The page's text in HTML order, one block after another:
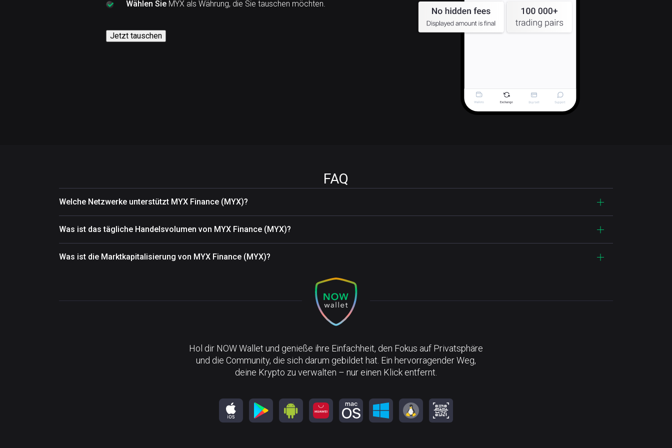
Wählen Sie MYX als Währung, die Sie tauschen möchten.
Jetzt tauschen
FAQ
Welche Netzwerke unterstützt MYX Finance (MYX)?
Was ist das tägliche Handelsvolumen von MYX Finance (MYX)?
Was ist die Marktkapitalisierung von MYX Finance (MYX)?
Hol dir NOW Wallet und genieße ihre Einfachheit, den Fokus auf Privatsphäre
und die Community, die sich darum gebildet hat. Ein hervorragender Weg,
deine Krypto zu verwalten – nur einen Klick entfernt.